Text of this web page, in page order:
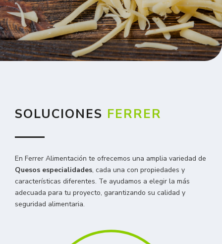
SOLUCIONES FERRER
En Ferrer Alimentación te ofrecemos una amplia variedad de
Quesos especialidades, cada una con propiedades y
características diferentes. Te ayudamos a elegir la más
adecuada para tu proyecto, garantizando su calidad y
seguridad alimentaria.